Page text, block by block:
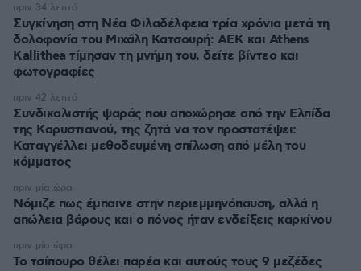
Συγκίνηση στη Νέα Φιλαδέλφεια τρία χρόνια μετά τη
δολοφονία του Μιχάλη Κατσουρή: ΑΕΚ και Athens
Kallithea τίμησαν τη μνήμη του, δείτε βίντεο και
φωτογραφίες
πριν 34 λεπτά
Συνδικαλιστής ψαράς που αποχώρησε από την Ελπίδα
της Καρυστιανού, της ζητά να τον προστατέψει:
Καταγγέλλει μεθοδευμένη σπίλωση από μέλη του
κόμματος
πριν 42 λεπτά
Νόμιζε πως έμπαινε στην περιεμμηνόπαυση, αλλά η
απώλεια βάρους και ο πόνος ήταν ενδείξεις καρκίνου
πριν μία ώρα
Το τσίπουρο θέλει παρέα και αυτούς τους 9 μεζέδες
πριν μία ώρα